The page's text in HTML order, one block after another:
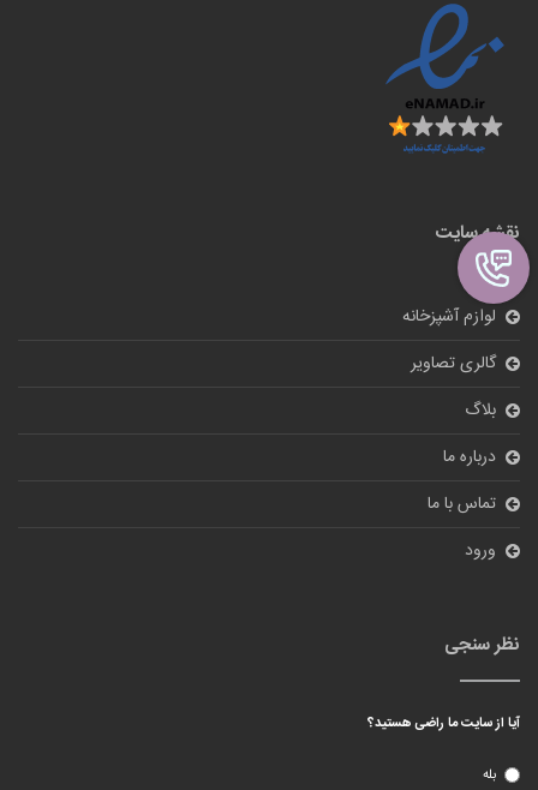
نقشه سایت
لوازم آشپزخانه
گالری تصاویر
بلاگ
درباره ما
تماس با ما
ورود
نظر سنجی
آیا از سایت ما راضی هستید؟
بله